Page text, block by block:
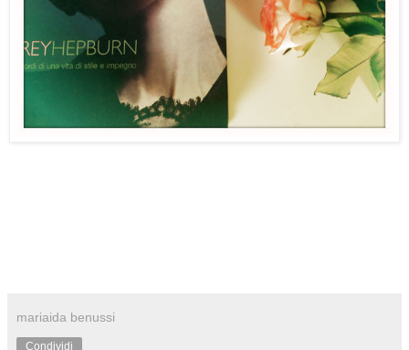
mariaida benussi
Condividi